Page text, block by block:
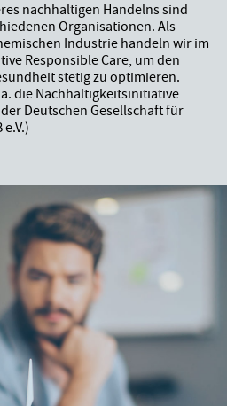
nachhaltigen Handelns sind
Organisationen. Als
Industrie handeln wir im
Responsible Care, um den
stetig zu optimieren.
die Nachhaltigkeitsinitiative
Deutschen Gesellschaft für